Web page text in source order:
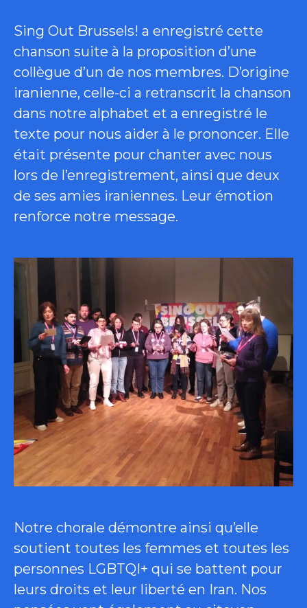
Sing Out Brussels! a enregistré cette
chanson suite à la proposition d’une
collègue d’un de nos membres. D’origine
iranienne, celle-ci a retranscrit la chanson
dans notre alphabet et a enregistré le
texte pour nous aider à le prononcer. Elle
était présente pour chanter avec nous
lors de l’enregistrement, ainsi que deux
de ses amies iraniennes. Leur émotion
renforce notre message.
Notre chorale démontre ainsi qu’elle
soutient toutes les femmes et toutes les
personnes LGBTQI+ qui se battent pour
leurs droits et leur liberté en Iran. Nos